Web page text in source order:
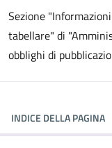
Sezione
tabellare" di
obblighi di
INDICE DELLA PAGINA